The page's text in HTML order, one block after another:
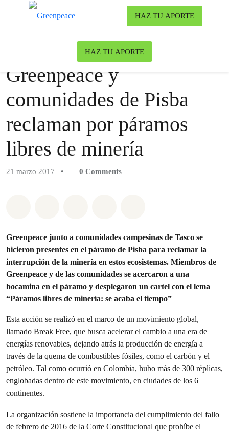
HAZ TU APORTE
HAZ TU APORTE
Clima y Energía
Greenpeace y
comunidades de Pisba
reclaman por páramos
libres de minería
21 marzo 2017 • 0 Comments
Greenpeace junto a comunidades campesinas de Tasco se
hicieron presentes en el páramo de Pisba para reclamar la
interrupción de la minería en estos ecosistemas. Miembros de
Greenpeace y de las comunidades se acercaron a una
bocamina en el páramo y desplegaron un cartel con el lema
“Páramos libres de minería: se acaba el tiempo”
Esta acción se realizó en el marco de un movimiento global,
llamado Break Free, que busca acelerar el cambio a una era de
energías renovables, dejando atrás la producción de energía a
través de la quema de combustibles fósiles, como el carbón y el
petróleo. Tal como ocurrió en Colombia, hubo más de 300 réplicas,
englobadas dentro de este movimiento, en ciudades de los 6
continentes.
La organización sostiene la importancia del cumplimiento del fallo
de febrero de 2016 de la Corte Constitucional que prohíbe el